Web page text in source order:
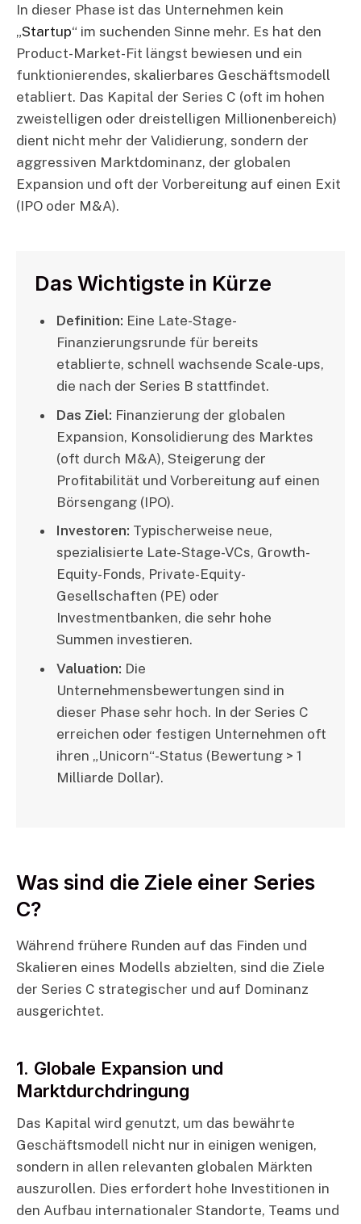
In dieser Phase ist das Unternehmen kein
„Startup“ im suchenden Sinne mehr. Es hat den
Product-Market-Fit längst bewiesen und ein
funktionierendes, skalierbares Geschäftsmodell
etabliert. Das Kapital der Series C (oft im hohen
zweistelligen oder dreistelligen Millionenbereich)
dient nicht mehr der Validierung, sondern der
aggressiven Marktdominanz, der globalen
Expansion und oft der Vorbereitung auf einen Exit
(IPO oder M&A).
Das Wichtigste in Kürze
Definition: Eine Late-Stage-
Finanzierungsrunde für bereits
etablierte, schnell wachsende Scale-ups,
die nach der Series B stattfindet.
Das Ziel: Finanzierung der globalen
Expansion, Konsolidierung des Marktes
(oft durch M&A), Steigerung der
Profitabilität und Vorbereitung auf einen
Börsengang (IPO).
Investoren: Typischerweise neue,
spezialisierte Late-Stage-VCs, Growth-
Equity-Fonds, Private-Equity-
Gesellschaften (PE) oder
Investmentbanken, die sehr hohe
Summen investieren.
Valuation: Die
Unternehmensbewertungen sind in
dieser Phase sehr hoch. In der Series C
erreichen oder festigen Unternehmen oft
ihren „Unicorn“-Status (Bewertung > 1
Milliarde Dollar).
Was sind die Ziele einer Series
C?
Während frühere Runden auf das Finden und
Skalieren eines Modells abzielten, sind die Ziele
der Series C strategischer und auf Dominanz
ausgerichtet.
1. Globale Expansion und
Marktdurchdringung
Das Kapital wird genutzt, um das bewährte
Geschäftsmodell nicht nur in einigen wenigen,
sondern in allen relevanten globalen Märkten
auszurollen. Dies erfordert hohe Investitionen in
den Aufbau internationaler Standorte, Teams und